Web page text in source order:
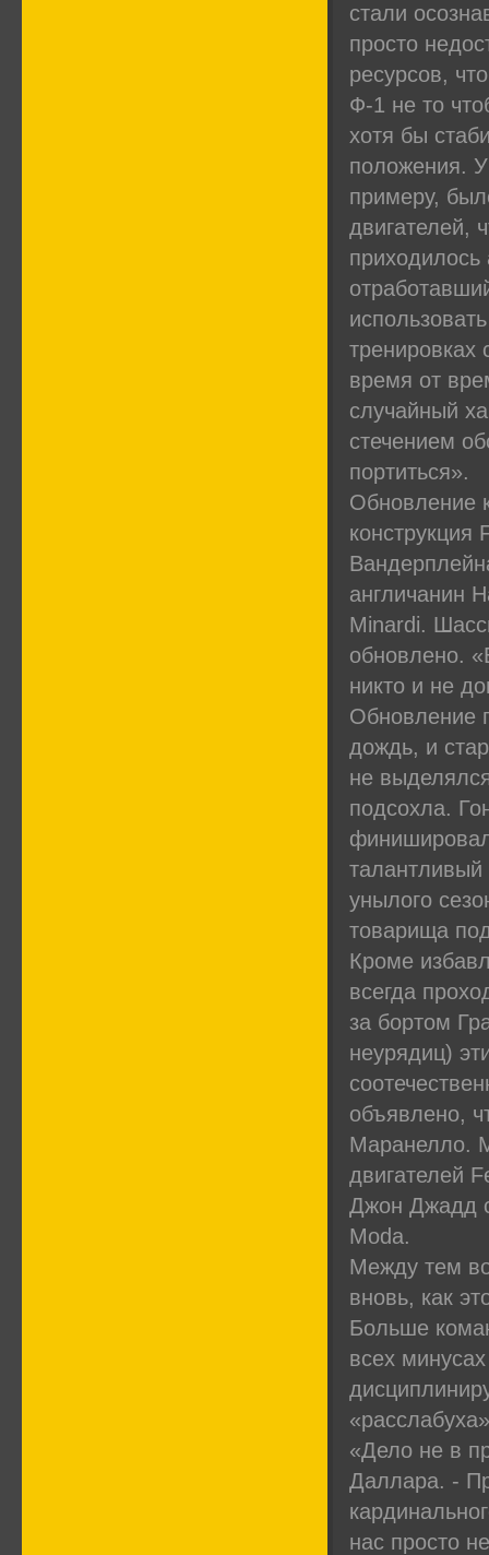
стали
просто
ресурсов,
Ф-1 не то
хотя бы
положения.
примеру,
двигателей,
приходилось
время от
случайный
стечением
портиться».
Обновление
конструкция
англичанин
Minardi.
обновлено.
никто и не
Обновление
дождь, и
не
подсохла.
унылого
товарища
Кроме
всегда
за бортом
неурядиц)
объявлено,
Маранелло.
двигателей
Джон Джадд
Moda.
Между тем
вновь, как
Больше
всех
«Дело не в
Даллара. -
нас просто